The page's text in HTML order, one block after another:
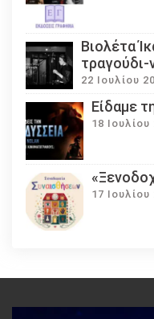
Βιολέτα
τραγούδι-
22 Ιουλίου
Eίδαμε
18 Ιουλίου
17 Ιουλίου